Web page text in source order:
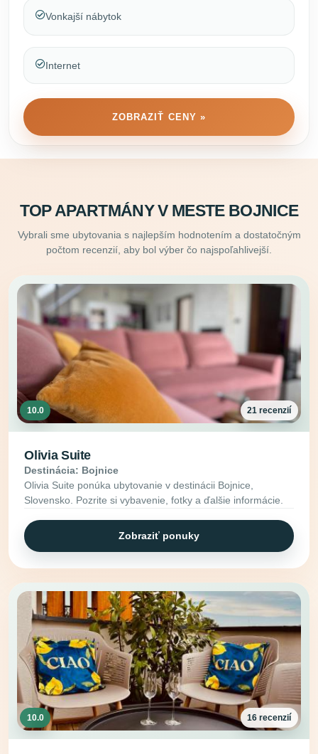
Vonkajší nábytok
Internet
ZOBRAZIŤ CENY »
TOP APARTMÁNY V MESTE BOJNICE
Vybrali sme ubytovania s najlepším hodnotením a dostatočným
počtom recenzií, aby bol výber čo najspoľahlivejší.
10.0 21 recenzií
Olivia Suite
Destinácia: Bojnice
Olivia Suite ponúka ubytovanie v destinácii Bojnice,
Slovensko. Pozrite si vybavenie, fotky a ďalšie informácie.
Zobraziť ponuky
10.0 16 recenzií